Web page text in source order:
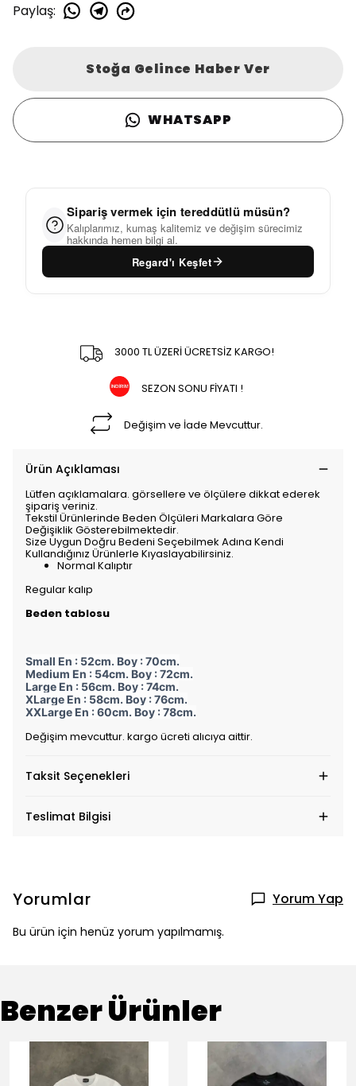
Paylaş:
Stoğa Gelince Haber Ver
WHATSAPP
Sipariş vermek için tereddütlü müsün?
Kalıplarımız, kumaş kalitemiz ve değişim sürecimiz
hakkında hemen bilgi al.
Regard'ı Keşfet
3000 TL ÜZERİ ÜCRETSİZ KARGO!
SEZON SONU FİYATI !
Değişim ve İade Mevcuttur.
Ürün Açıklaması
Lütfen açıklamalara. görsellere ve ölçülere dikkat ederek
şipariş veriniz.
Tekstil Ürünlerinde Beden Ölçüleri Markalara Göre
Değişiklik Gösterebilmektedir.
Size Uygun Doğru Bedeni Seçebilmek Adına Kendi
Kullandığınız Ürünlerle Kıyaslayabilirsiniz.
Normal Kalıptır
Regular kalıp
Beden tablosu
Small En : 52cm. Boy : 70cm.
Medium En : 54cm. Boy : 72cm.
Large En : 56cm. Boy : 74cm.
XLarge En : 58cm. Boy : 76cm.
XXLarge En : 60cm. Boy : 78cm.
Değişim mevcuttur. kargo ücreti alıcıya aittir.
Taksit Seçenekleri
Teslimat Bilgisi
Yorumlar Yorum Yap
Bu ürün için henüz yorum yapılmamış.
Benzer Ürünler